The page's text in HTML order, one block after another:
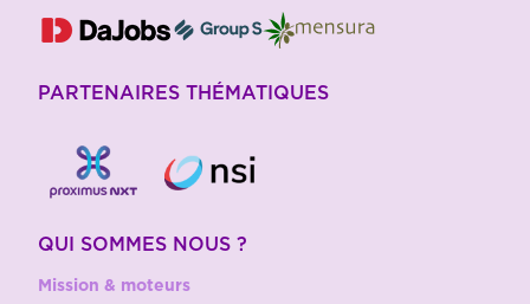
PARTENAIRES THÉMATIQUES
QUI SOMMES NOUS ?
Mission & moteurs